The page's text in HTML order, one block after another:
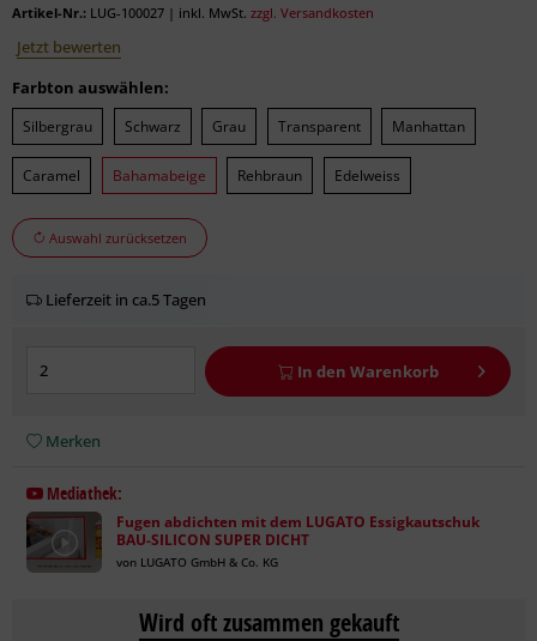
Artikel-Nr.: LUG-100027 | inkl. MwSt. zzgl. Versandkosten
Jetzt bewerten
Farbton auswählen:
Silbergrau Schwarz Grau Transparent Manhattan
Caramel Bahamabeige Rehbraun Edelweiss
Auswahl zurücksetzen
Lieferzeit in ca.5 Tagen
In den Warenkorb
Merken
Mediathek:
Fugen abdichten mit dem LUGATO Essigkautschuk
BAU-SILICON SUPER DICHT
von LUGATO GmbH & Co. KG
Wird oft zusammen gekauft